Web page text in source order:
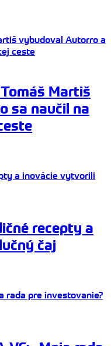
Martiš
sa naučil na
recepty a
čaj